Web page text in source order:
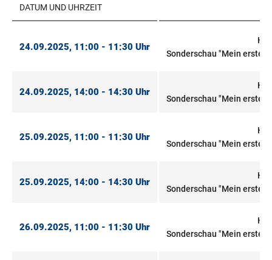
DATUM UND UHRZEIT
24.09.2025, 11:00 - 11:30 Uhr
Sonderschau "Mein erstes
24.09.2025, 14:00 - 14:30 Uhr
Sonderschau "Mein erstes
25.09.2025, 11:00 - 11:30 Uhr
Sonderschau "Mein erstes
25.09.2025, 14:00 - 14:30 Uhr
Sonderschau "Mein erstes
26.09.2025, 11:00 - 11:30 Uhr
Sonderschau "Mein erstes